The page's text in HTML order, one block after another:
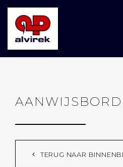
TERUG NAAR